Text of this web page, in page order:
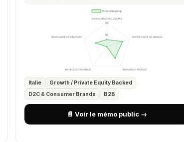
Italie
Growth / Private Equity Backed
D2C & Consumer Brands
B2B
📄 Voir le mémo public →